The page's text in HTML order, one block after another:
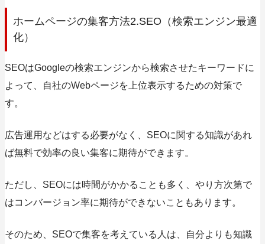
ホームページの集客方法2.SEO（検索エンジン最適
化）
SEOはGoogleの検索エンジンから検索させたキーワードに
よって、自社のWebページを上位表示するための対策で
す。
広告運用などはする必要がなく、SEOに関する知識があれ
ば無料で効率の良い集客に期待ができます。
ただし、SEOには時間がかかることも多く、やり方次第で
はコンバージョン率に期待ができないこともあります。
そのため、SEOで集客を考えている人は、自分よりも知識